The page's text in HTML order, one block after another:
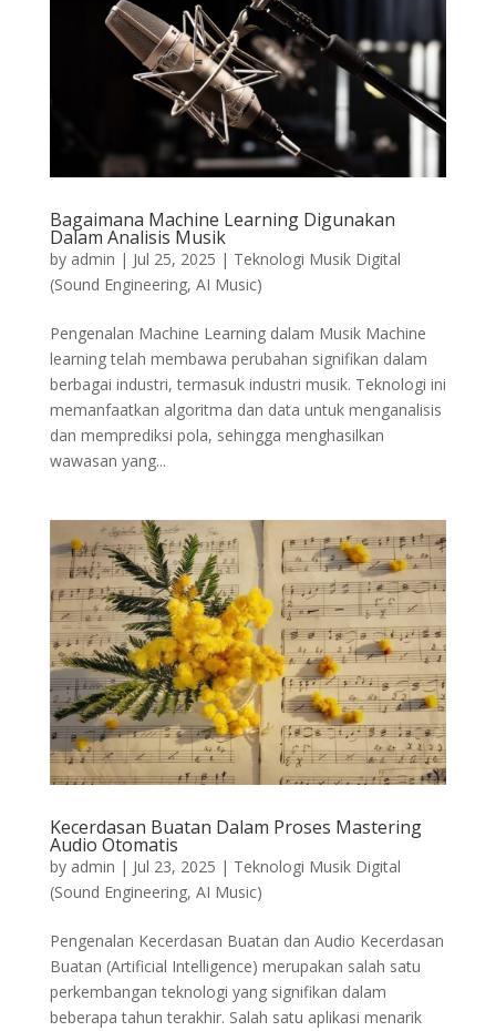
Bagaimana Machine Learning Digunakan
Dalam Analisis Musik
by admin | Jul 25, 2025 | Teknologi Musik Digital
(Sound Engineering, AI Music)
Pengenalan Machine Learning dalam Musik Machine
learning telah membawa perubahan signifikan dalam
berbagai industri, termasuk industri musik. Teknologi ini
memanfaatkan algoritma dan data untuk menganalisis
dan memprediksi pola, sehingga menghasilkan
wawasan yang...
Kecerdasan Buatan Dalam Proses Mastering
Audio Otomatis
by admin | Jul 23, 2025 | Teknologi Musik Digital
(Sound Engineering, AI Music)
Pengenalan Kecerdasan Buatan dan Audio Kecerdasan
Buatan (Artificial Intelligence) merupakan salah satu
perkembangan teknologi yang signifikan dalam
beberapa tahun terakhir. Salah satu aplikasi menarik